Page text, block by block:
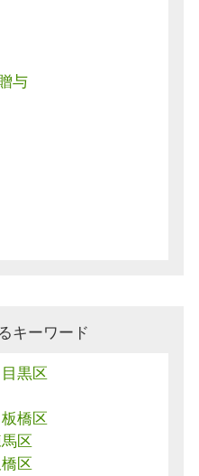
与
キーワード
黒区
橋区
区
区